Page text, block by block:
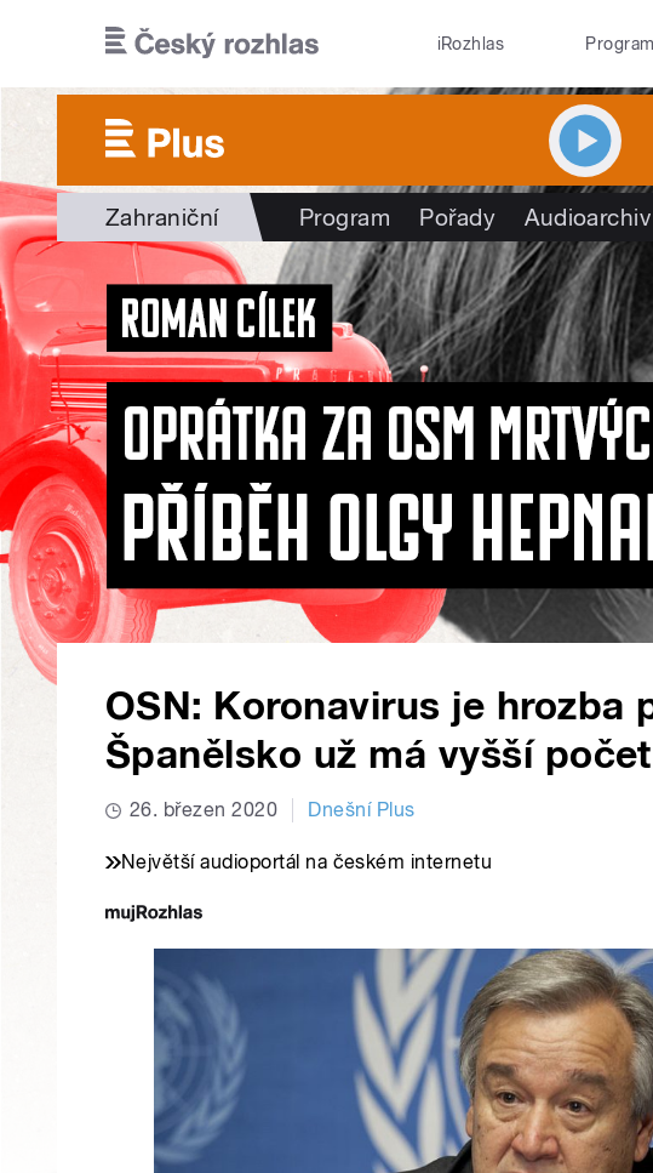
iRozhlas Program
Zahraniční Program Pořady Audioarchiv
OSN: Koronavirus je hrozba
Španělsko už má vyšší
26. březen 2020 Dnešní Plus
Největší audioportál na českém internetu